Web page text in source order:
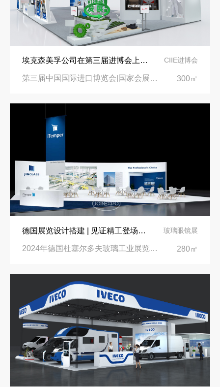
埃克森美孚公司在第三届进博会上展示非凡的展台搭建设计 CIIE进博会
第三届中国国际进口博览会|国家会展中心 300㎡
德国展览设计搭建 | 见证精工登场玻璃工业展览会 Glasstec 2024 玻璃眼镜展
2024年德国杜塞尔多夫玻璃工业展览会Glasstec|德国杜塞尔多夫会展中心 280㎡